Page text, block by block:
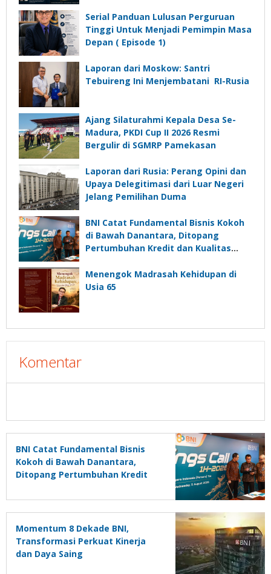
Depan”?
Serial Panduan Lulusan Perguruan
Tinggi Untuk Menjadi Pemimpin Masa
Depan ( Episode 1)
Laporan dari Moskow: Santri
Tebuireng Ini Menjembatani RI-Rusia
Ajang Silaturahmi Kepala Desa Se-
Madura, PKDI Cup II 2026 Resmi
Bergulir di SGMRP Pamekasan
Laporan dari Rusia: Perang Opini dan
Upaya Delegitimasi dari Luar Negeri
Jelang Pemilihan Duma
BNI Catat Fundamental Bisnis Kokoh
di Bawah Danantara, Ditopang
Pertumbuhan Kredit dan Kualitas
Menengok Madrasah Kehidupan di
Usia 65
Komentar
BNI Catat Fundamental Bisnis
Kokoh di Bawah Danantara,
Ditopang Pertumbuhan Kredit
Momentum 8 Dekade BNI,
Transformasi Perkuat Kinerja
dan Daya Saing